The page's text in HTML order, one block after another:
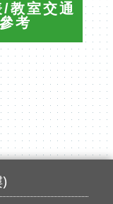
教室交通
參考